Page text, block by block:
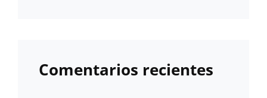
Comentarios recientes